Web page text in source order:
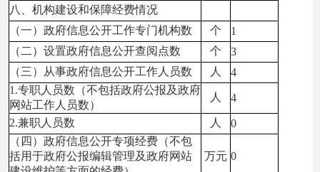
八、机构建设和保障经费情况
（一）政府信息公开工作专门机构数
个
1
（二）设置政府信息公开查阅点数
个
3
（三）从事政府信息公开工作人员数
人
4
1.专职人员数（不包括政府公报及政府
网站工作人员数）
人 4
2.兼职人员数 人
0
（四）政府信息公开专项经费（不包
括用于政府公报编辑管理及政府网站
万元 0